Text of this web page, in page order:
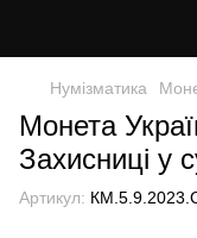
Нумізматика
Монета
Захисниці у
Артикул: